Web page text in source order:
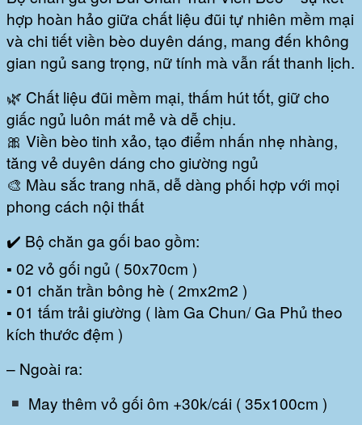
hợp hoàn hảo giữa chất liệu đũi tự nhiên mềm mại
và chi tiết viền bèo duyên dáng, mang đến không
gian ngủ sang trọng, nữ tính mà vẫn rất thanh lịch.
🌿 Chất liệu đũi mềm mại, thấm hút tốt, giữ cho
giấc ngủ luôn mát mẻ và dễ chịu.
🎀 Viền bèo tinh xảo, tạo điểm nhấn nhẹ nhàng,
tăng vẻ duyên dáng cho giường ngủ
🎨 Màu sắc trang nhã, dễ dàng phối hợp với mọi
phong cách nội thất
✔️ Bộ chăn ga gối bao gồm:
▪️ 02 vỏ gối ngủ ( 50x70cm )
▪️ 01 chăn trần bông hè ( 2mx2m2 )
▪️ 01 tấm trải giường ( làm Ga Chun/ Ga Phủ theo
kích thước đệm )
– Ngoài ra:
May thêm vỏ gối ôm +30k/cái ( 35x100cm )